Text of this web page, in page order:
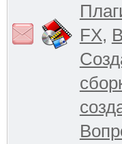
FX,